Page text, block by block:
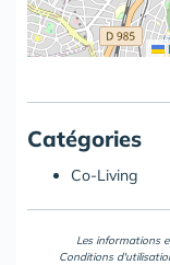
Catégories
Co-Living
Les informations
Conditions